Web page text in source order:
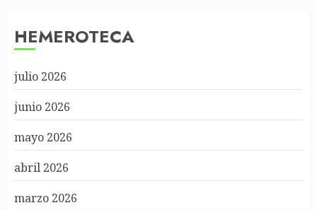
HEMEROTECA
julio 2026
junio 2026
mayo 2026
abril 2026
marzo 2026